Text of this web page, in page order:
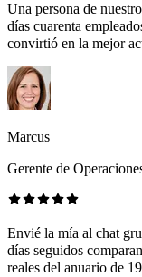
Una persona de
días cuarenta
convirtió en la mejor
Marcus
Gerente de
Envié la mía al chat
días seguidos
reales del anuario de